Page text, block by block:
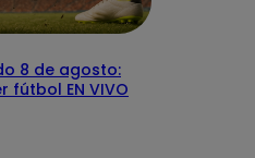
8 de agosto:
EN VIVO